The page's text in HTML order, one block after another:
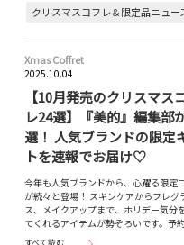
クリスマスコフレ＆限定品ニュー
Xmas Coffret
2025.10.04
【10月発売のクリスマス
レ24選】『美的』編集部
選！ 人気ブランドの限定
トを速報でお届け♡
今年も人気ブランドから、心躍る限定
が続々と登場！ スキンケアからフレグ
ス、メイクアップまで、ホリデー気分
てくれるアイテムが勢ぞろいです。予